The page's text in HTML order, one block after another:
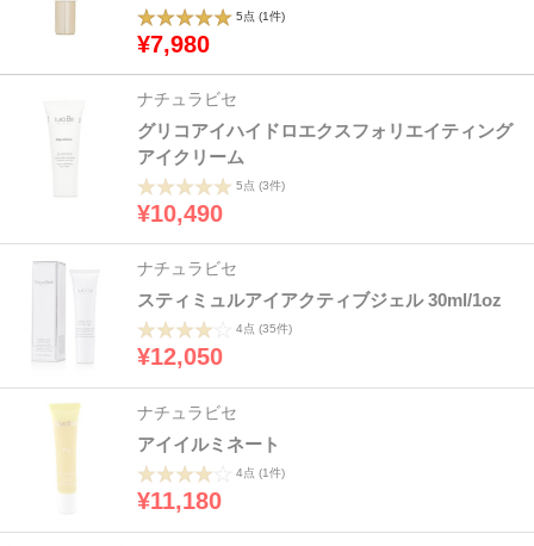
5点 (1件)
¥7,980
ナチュラビセ
グリコアイハイドロエクスフォリエイティング
アイクリーム
5点 (3件)
¥10,490
ナチュラビセ
スティミュルアイアクティブジェル 30ml/1oz
4点 (35件)
¥12,050
ナチュラビセ
アイイルミネート
4点 (1件)
¥11,180